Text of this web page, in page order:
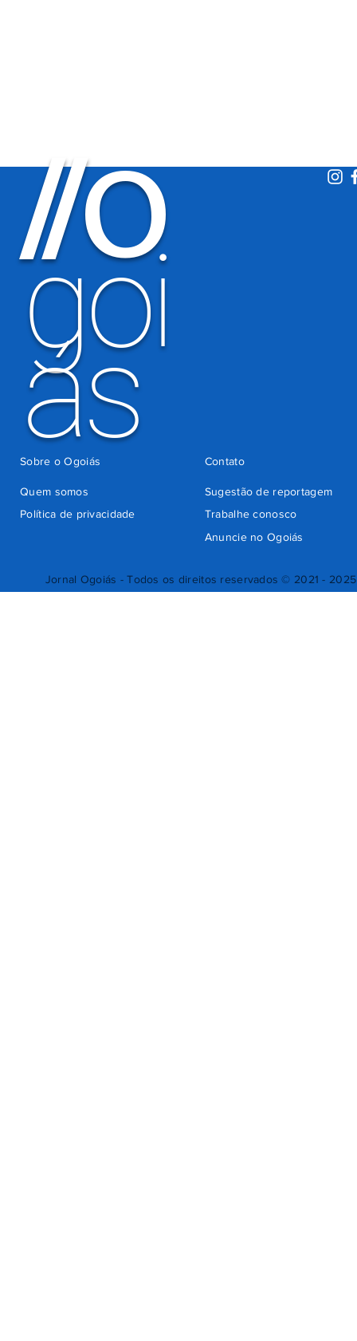
Jornal Ogoiás - Todos os direitos reservados © 2021 - 2025
//O
goi
ás
Quem somos
Sugestão de reportagem
Trabalhe conosco
Política de privacidade
Anuncie no Ogoiás
Contato
Sobre o Ogoiás